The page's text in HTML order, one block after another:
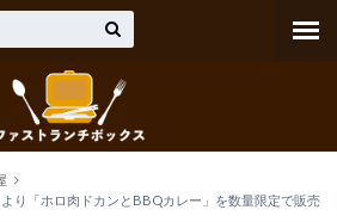
り「ホロ肉ドカンとBBQカレー」を数量限定で販売